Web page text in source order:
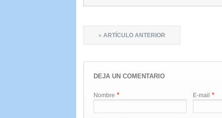
« ARTÍCULO ANTERIOR
DEJA UN COMENTARIO
Nombre * E-mail *